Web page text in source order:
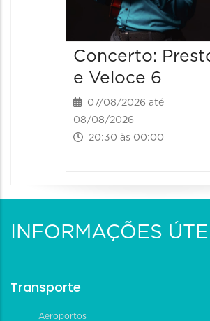
Concerto:
e Veloce 6
07/08/2026 até
08/08/2026
20:30 às 00:00
INFORMAÇÕES
Transporte
Aeroportos